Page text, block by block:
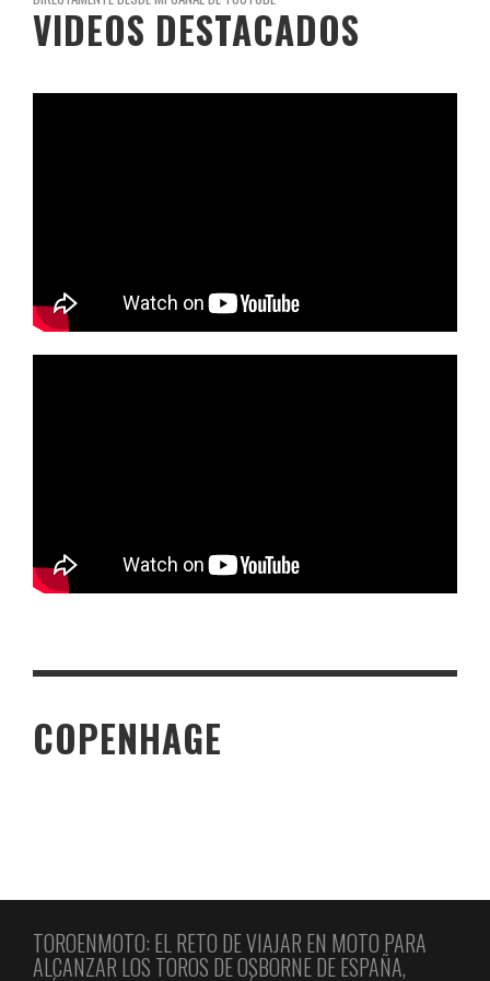
VIDEOS DESTACADOS
COPENHAGE
TOROENMOTO: EL RETO DE VIAJAR EN MOTO PARA
ALCANZAR LOS TOROS DE OSBORNE DE ESPAÑA,